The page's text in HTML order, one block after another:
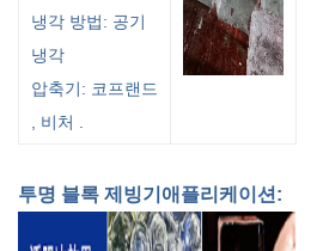
냉각 방법: 공기
냉각
압축기: 코프랜드
, 비처 .
투명 블록 제빙기 애플리케이션: